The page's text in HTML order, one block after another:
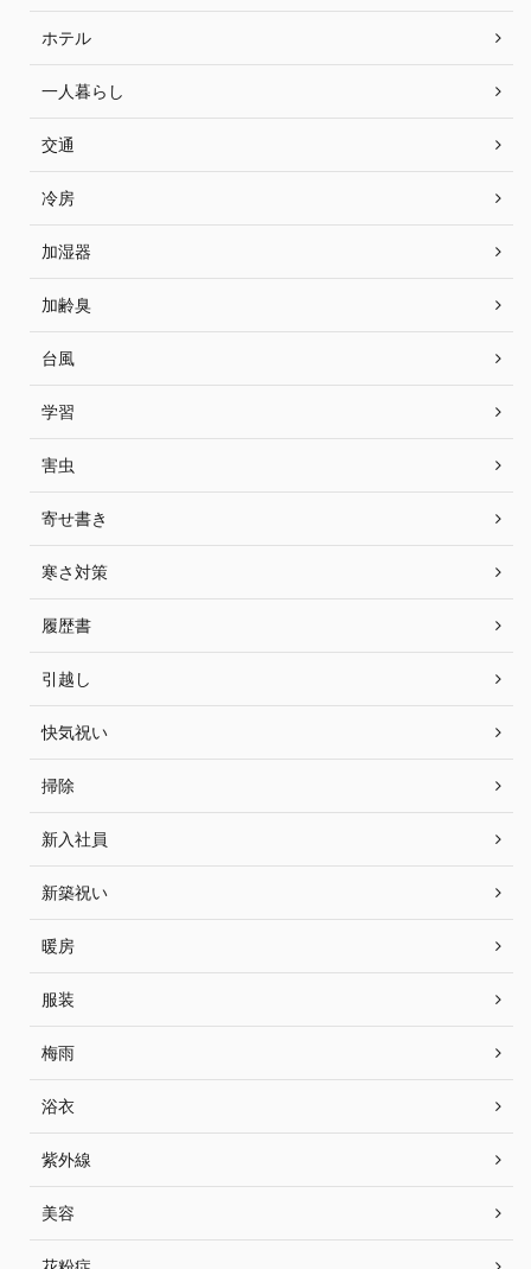
ホテル
一人暮らし
交通
冷房
加湿器
加齢臭
台風
学習
害虫
寄せ書き
寒さ対策
履歴書
引越し
快気祝い
掃除
新入社員
新築祝い
暖房
服装
梅雨
浴衣
紫外線
美容